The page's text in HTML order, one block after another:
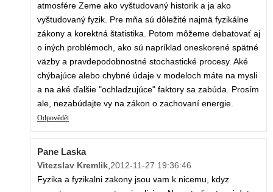
atmosfére Zeme ako vyštudovaný historik a ja ako
vyštudovaný fyzik. Pre mňa sú dôležité najmä fyzikálne
zákony a korektná štatistika. Potom môžeme debatovať aj
o iných problémoch, ako sú napríklad oneskorené spätné
väzby a pravdepodobnostné stochastické procesy. Aké
chýbajúce alebo chybné údaje v modeloch máte na mysli
a na aké ďalšie "ochladzujúce" faktory sa zabúda. Prosím
ale, nezabúdajte vy na zákon o zachovaní energie.
Odpovědět
Pane Laska
Vitezslav Kremlik 2012-11-27 19:36:46
Fyzika a fyzikalni zakony jsou vam k nicemu, kdyz